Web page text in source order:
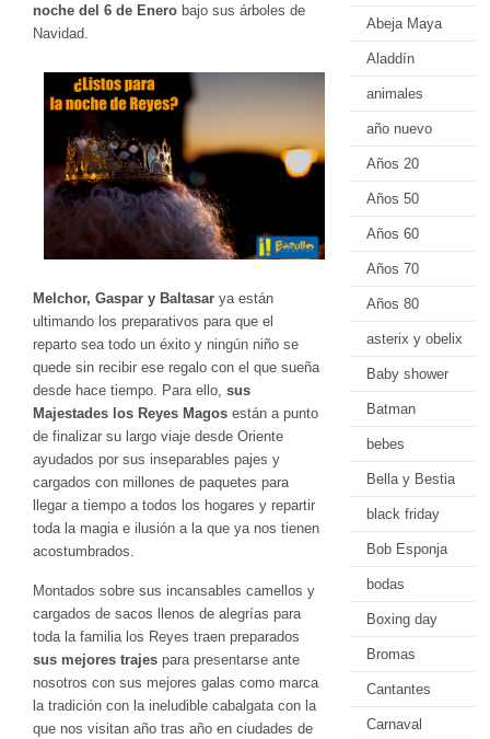
noche del 6 de Enero bajo sus árboles de
Navidad.
Melchor, Gaspar y Baltasar ya están
ultimando los preparativos para que el
reparto sea todo un éxito y ningún niño se
quede sin recibir ese regalo con el que sueña
desde hace tiempo. Para ello, sus
Majestades los Reyes Magos están a punto
de finalizar su largo viaje desde Oriente
ayudados por sus inseparables pajes y
cargados con millones de paquetes para
llegar a tiempo a todos los hogares y repartir
toda la magia e ilusión a la que ya nos tienen
acostumbrados.
Montados sobre sus incansables camellos y
cargados de sacos llenos de alegrías para
toda la familia los Reyes traen preparados
sus mejores trajes para presentarse ante
nosotros con sus mejores galas como marca
la tradición con la ineludible cabalgata con la
que nos visitan año tras año en ciudades de
Abeja Maya
Aladdín
animales
año nuevo
Años 20
Años 50
Años 60
Años 70
Años 80
asterix y obelix
Baby shower
Batman
bebes
Bella y Bestia
black friday
Bob Esponja
bodas
Boxing day
Bromas
Cantantes
Carnaval